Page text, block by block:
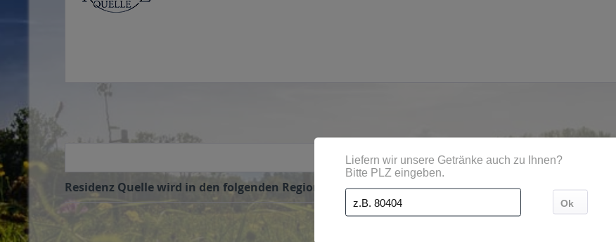
Residenz Quelle wird in den folgenden Regionen, Städten, Orten und Postleitzahl-Gebieten geliefert